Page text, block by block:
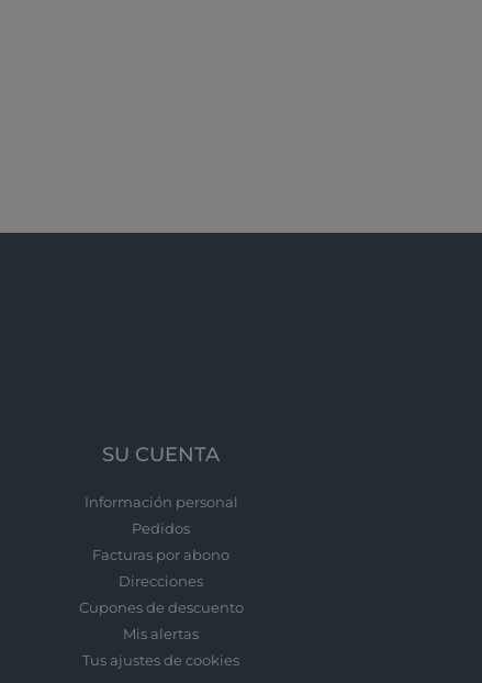
SU CUENTA
Información personal
Pedidos
Facturas por abono
Direcciones
Cupones de descuento
Mis alertas
Tus ajustes de cookies